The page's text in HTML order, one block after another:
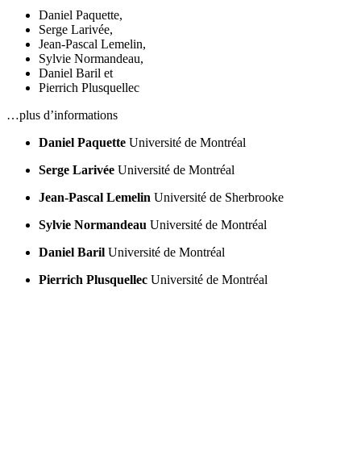
Daniel Paquette,
Serge Larivée,
Jean-Pascal Lemelin,
Sylvie Normandeau,
Daniel Baril et
Pierrich Plusquellec
…plus d’informations
Daniel Paquette Université de Montréal
Serge Larivée Université de Montréal
Jean-Pascal Lemelin Université de Sherbrooke
Sylvie Normandeau Université de Montréal
Daniel Baril Université de Montréal
Pierrich Plusquellec Université de Montréal